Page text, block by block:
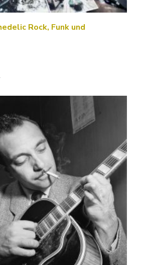
Rock, Funk und